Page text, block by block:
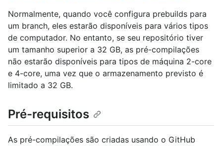
Normalmente, quando você configura prebuilds para
um branch, eles estarão disponíveis para vários tipos
de computador. No entanto, se seu repositório tiver
um tamanho superior a 32 GB, as pré-compilações
não estarão disponíveis para tipos de máquina 2-core
e 4-core, uma vez que o armazenamento previsto é
limitado a 32 GB.
Pré-requisitos
As pré-compilações são criadas usando o GitHub